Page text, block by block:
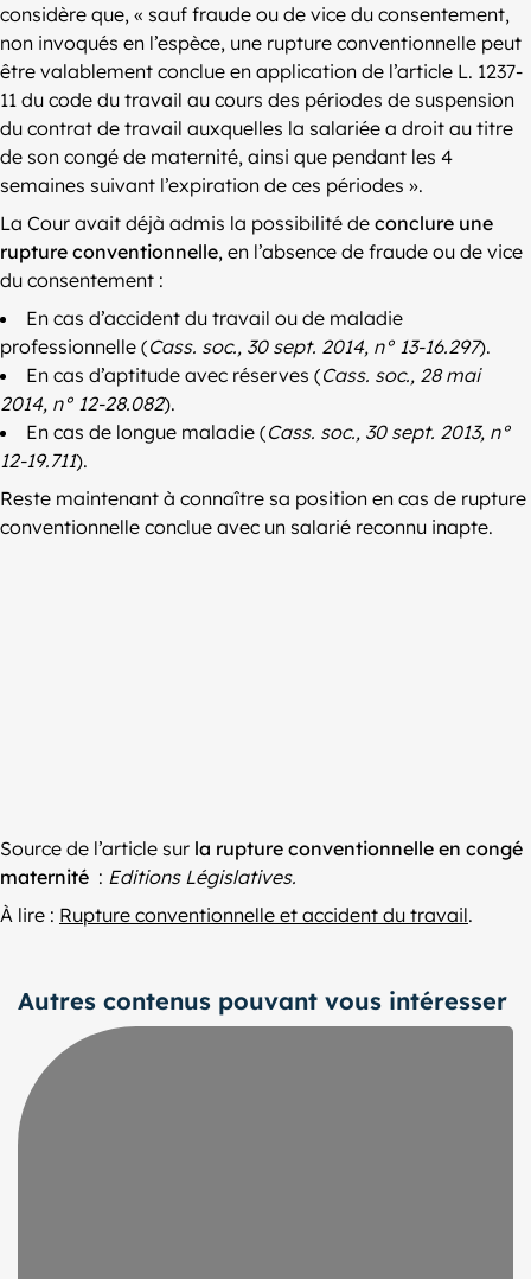
considère que, « sauf fraude ou de vice du consentement,
non invoqués en l’espèce, une rupture conventionnelle peut
être valablement conclue en application de l’article L. 1237-
11 du code du travail au cours des périodes de suspension
du contrat de travail auxquelles la salariée a droit au titre
de son congé de maternité, ainsi que pendant les 4
semaines suivant l’expiration de ces périodes ».
La Cour avait déjà admis la possibilité de conclure une
rupture conventionnelle, en l’absence de fraude ou de vice
du consentement :
En cas d’accident du travail ou de maladie
professionnelle (Cass. soc., 30 sept. 2014, n° 13-16.297).
En cas d’aptitude avec réserves (Cass. soc., 28 mai
2014, n° 12-28.082).
En cas de longue maladie (Cass. soc., 30 sept. 2013, n°
12-19.711).
Reste maintenant à connaître sa position en cas de rupture
conventionnelle conclue avec un salarié reconnu inapte.
Source de l’article sur la rupture conventionnelle en congé
maternité : Editions Législatives.
À lire : Rupture conventionnelle et accident du travail.
Autres contenus pouvant vous intéresser